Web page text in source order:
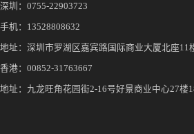
深圳： 0755-22903723
手机： 13528808632
地址：深圳市罗湖区嘉宾路国际商业大厦北座11
香港：00852-31763667
地址：九龙旺角花园街2-16号好景商业中心27楼